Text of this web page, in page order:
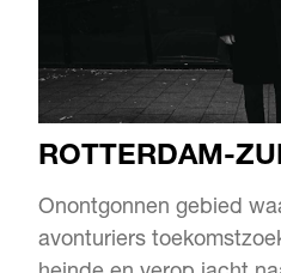
ROTTERDAM-
Onontgonnen gebied
avonturiers